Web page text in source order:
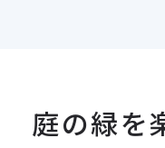
庭の緑を